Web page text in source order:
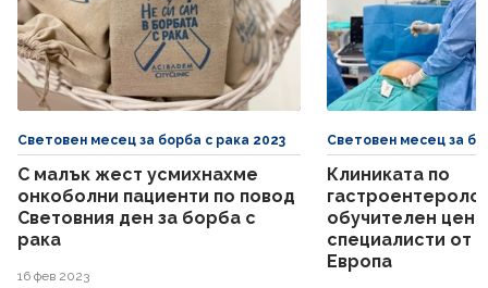
Световен месец за борба с рака 2023
С малък жест усмихнахме
онкоболни пациенти по повод
Световния ден за борба с
рака
16 фев 2023
Световен месец за
Клиниката по
обучителен
специалисти от
Европа